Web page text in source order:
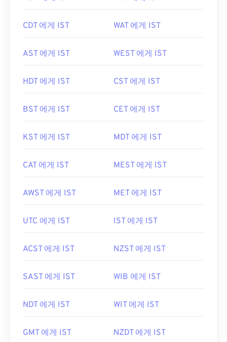
CDT 에게 IST WAT 에게 IST
AST 에게 IST WEST 에게 IST
HDT 에게 IST CST 에게 IST
BST 에게 IST CET 에게 IST
KST 에게 IST MDT 에게 IST
CAT 에게 IST MEST 에게 IST
AWST 에게 IST MET 에게 IST
UTC 에게 IST IST 에게 IST
ACST 에게 IST NZST 에게 IST
SAST 에게 IST WIB 에게 IST
NDT 에게 IST WIT 에게 IST
GMT 에게 IST NZDT 에게 IST